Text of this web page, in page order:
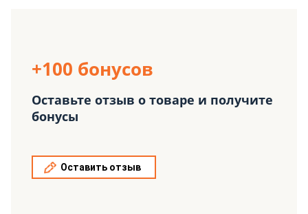
+100 бонусов
Оставьте отзыв о товаре и получите
бонусы
Оставить отзыв